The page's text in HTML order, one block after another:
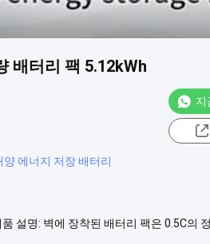
배터리 팩 5.12kWh
지
양 에너지 저장 배터리
설명: 벽에 장착된 배터리 팩은 0.5C의